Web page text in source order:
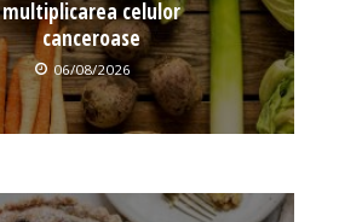
multiplicarea celulor
canceroase
06/08/2026